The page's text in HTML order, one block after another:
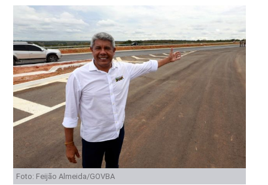
Foto: Feijão Almeida/GOVBA